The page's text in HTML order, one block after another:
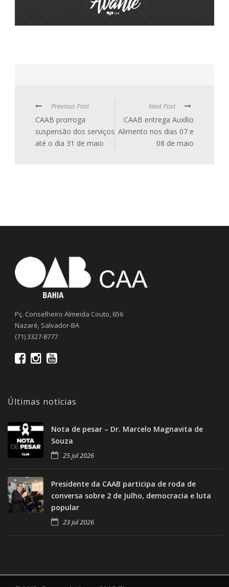
Previous Post
CAAB prorroga
suspensão dos serviços
até o dia 31 de maio
Next Post
CAAB entrega Auxílio
Alimento nos dias 07 e
08 de maio
Pç. Conselheiro Almeida Couto, 656
Nazaré, Salvador-BA
(71) 3327-8777
Últimas notícias
Nota de pesar – Dr. Marcelo Magnavita de
Souza
25 jul 2026
Presidente da CAAB participa de roda de
conversa sobre 2 de Julho, democracia e luta
popular
23 jul 2026